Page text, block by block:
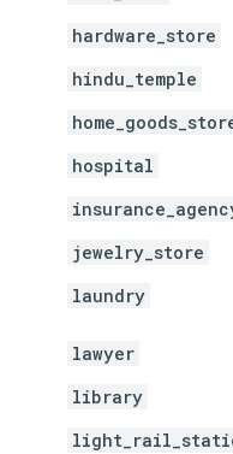
hardware_store
hindu_temple
hospital
jewelry_store
laundry
lawyer
library